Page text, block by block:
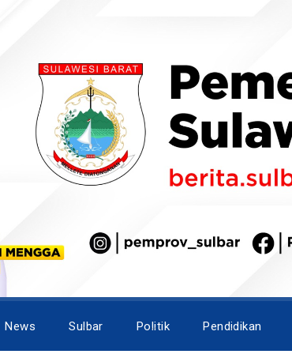
News Sulbar Politik Pendidikan